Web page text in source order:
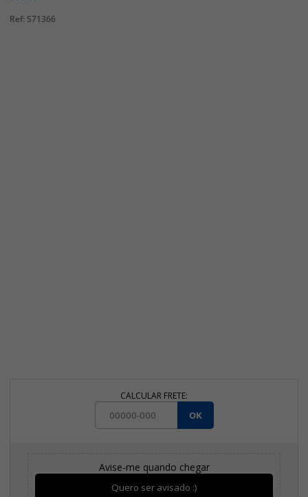
S71366
CALCULAR FRETE:
OK
Avise-me quando chegar
Quero ser avisado :)